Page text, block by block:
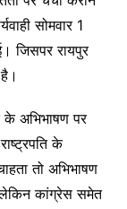
सोमवार 1
जिसपर रायपुर
के अभिभाषण पर
के
तो अभिभाषण
कांग्रेस समेत